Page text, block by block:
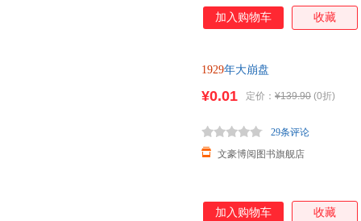
文化艺术出版社
新华出
云南美术出版社
四川美
河南人民出版社
新星出版社
吉林文史出版社
湖南教
出版、影视三大领域，被公认
经意见领袖。 独 /家 史料，
股市崩盘事件。 唤醒投资人的
性 狂热 ， 赋予读者 上帝视角
加入购物车 收藏
1929年大崩盘
¥0.01 定价： ¥139.90 (0折)
文豪博阅图书旗舰店
29条评论
加入购物车 收藏